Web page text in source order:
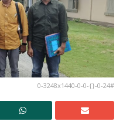
0-3248x1440-0-0-{}-0-24#